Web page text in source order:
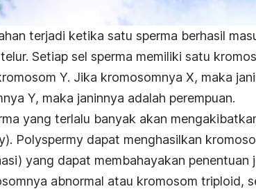
terjadi ketika satu sperma berhasil
Setiap sel sperma memiliki satu
Y. Jika kromosomnya X, maka
Y, maka janinnya adalah perempuan.
yang terlalu banyak akan
Polyspermy dapat menghasilkan
yang dapat membahayakan penentuan
abnormal atau kromosom triploid,